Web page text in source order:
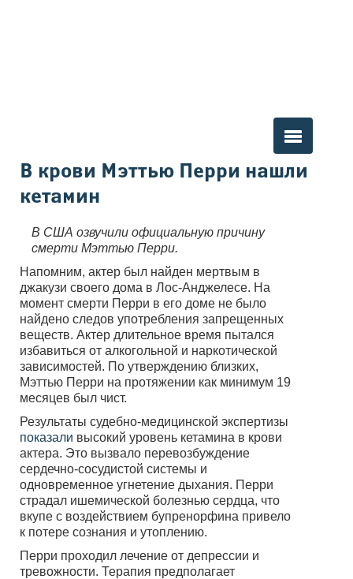
Вы здесь
В крови Мэттью Перри нашли
кетамин
В США озвучили официальную причину
смерти Мэттью Перри.
Напомним, актер был найден мертвым в
джакузи своего дома в Лос-Анджелесе. На
момент смерти Перри в его доме не было
найдено следов употребления запрещенных
веществ. Актер длительное время пытался
избавиться от алкогольной и наркотической
зависимостей. По утверждению близких,
Мэттью Перри на протяжении как минимум 19
месяцев был чист.
Результаты судебно-медицинской экспертизы
показали высокий уровень кетамина в крови
актера. Это вызвало перевозбуждение
сердечно-сосудистой системы и
одновременное угнетение дыхания. Перри
страдал ишемической болезнью сердца, что
вкупе с воздействием бупренорфина привело
к потере сознания и утоплению.
Перри проходил лечение от депрессии и
тревожности. Терапия предполагает